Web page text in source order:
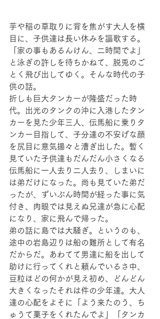
芋や稲の草取りに背を焦がす大人を横
目に、子供達は長い休みを謳歌する。
「家の事もあるんけん、二時間でよ」
と泳ぎの許しを待ちかねて、脱兎のご
とく飛び出してゆく。そんな時代の子
供の話。
折しも巨大タンカーが隆盛だった時
代。出光のタンクの沖に入港したタン
カーを見た少年三人、伝馬船に乗りタ
ンカー目指して、子分達の不安げな顔
を尻目に意気揚々と漕ぎ出した。暫く
見ていた子供達もだんだん小さくなる
伝馬船に一人去り二人去り、しまいに
は弟だけになった。尚も見ていた弟だ
ったが、ずいぶん時間が経った事に気
付き、肉眼では見えぬ兄達が急に心配
になり、家に飛んで帰った。
弟の話に島では大騒ぎ。というのも、
途中の岩島辺りは船の難所として有名
だからだ。あわてて男達に船を出して
助けに行ってくれと頼んでいるさ中、
豆粒ほどの何かが見え初め、どんどん
大きくなったそれは件の少年達。大人
達の心配をよそに「よう来たのう、ち
ゅうて菓子をくれたんでよ」「タンカ